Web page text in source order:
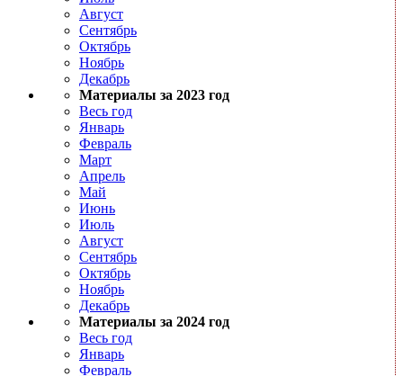
Август
Сентябрь
Октябрь
Ноябрь
Декабрь
Материалы за 2023 год
Весь год
Январь
Февраль
Март
Апрель
Май
Июнь
Июль
Август
Сентябрь
Октябрь
Ноябрь
Декабрь
Материалы за 2024 год
Весь год
Январь
Февраль